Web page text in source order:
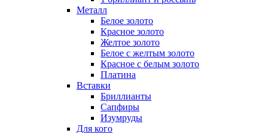
Металл
Белое золото
Красное золото
Желтое золото
Белое с желтым золото
Красное с белым золото
Платина
Вставки
Бриллианты
Сапфиры
Изумруды
Для кого